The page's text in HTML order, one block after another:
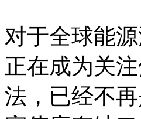
对于全球能
正在成为关
法，已经不